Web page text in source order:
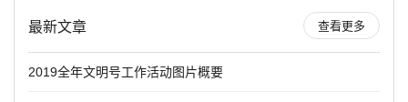
最新文章 查看更多
2019全年文明号工作活动图片概要